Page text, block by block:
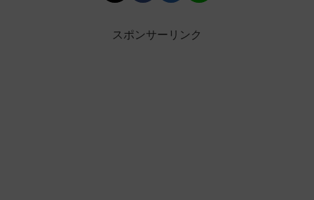
スポンサーリンク